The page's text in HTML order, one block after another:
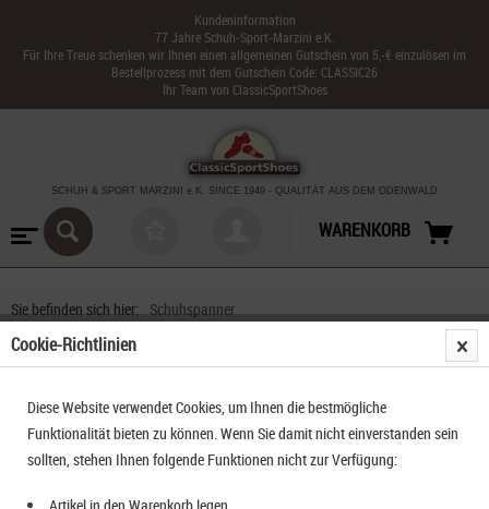
Kundeninformation
77 Jahre Schuh-Sport-Marzini e.K.
Für Ihre Treue schenken wir Ihnen einen allgemeinen Gutschein von 5,-€ einzulösen im
Bestellprozess mit dem Gutschein Code: CLASSIC26
Ihr Team von ClassicSportShoes
SCHUH & SPORT MARZINI e.K. SINCE 1949 - QUALITÄT AUS DEM ODENWALD
WARENKORB
Sie befinden sich hier: Schuhspanner
Cookie-Richtlinien
Diese Website verwendet Cookies, um Ihnen die bestmögliche
Funktionalität bieten zu können. Wenn Sie damit nicht einverstanden sein
sollten, stehen Ihnen folgende Funktionen nicht zur Verfügung:
Artikel in den Warenkorb legen